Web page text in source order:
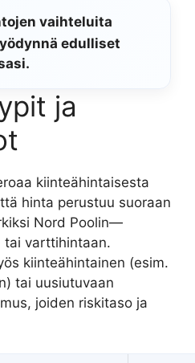
vaihteluita
edulliset
ja
kiinteähintaisesta
hinta perustuu suoraan
Nord Poolin—
varttihintaan.
kiinteähintainen (esim.
tai uusiutuvaan
joiden riskitaso ja